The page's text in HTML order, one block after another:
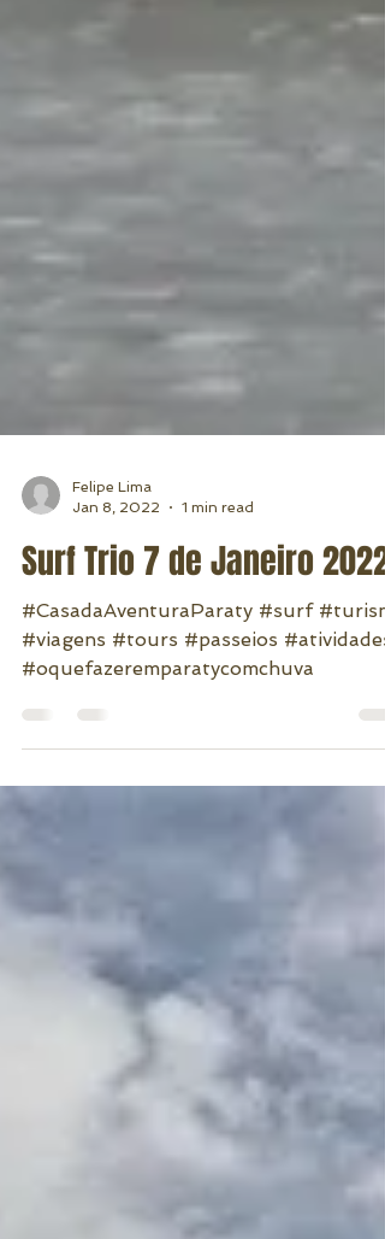
Jan 8, 2022
1 min read
Surf Trio 7 de Janeiro 2022
#CasadaAventuraParaty #surf
#viagens #tours #passeios #atividades
#oquefazeremparatycomchuva